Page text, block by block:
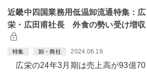
近畿中四国業務用低温卸流通特集：広
栄・広田甫社長 外食の勢い受け増収
特集 卸・商社 2024.06.18
広栄の24年3月期は売上高が93億70